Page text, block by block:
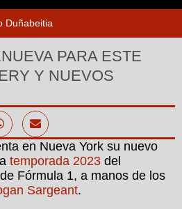
Duñabeitia
PARA ESTE
Y NUEVOS
en Nueva York su nuevo
temporada 2023 del
Fórmula 1, a manos de los
Sargeant.